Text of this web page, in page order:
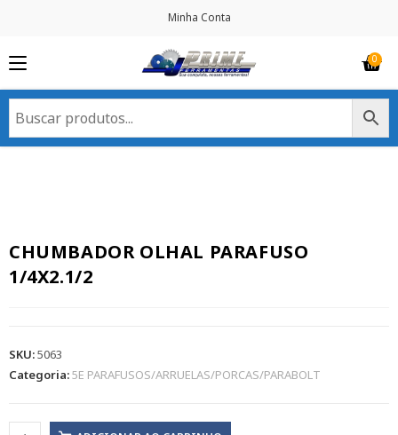
Minha Conta
CHUMBADOR OLHAL PARAFUSO
1/4X2.1/2
SKU:5063
Categoria:5E PARAFUSOS/ARRUELAS/PORCAS/PARABOLT